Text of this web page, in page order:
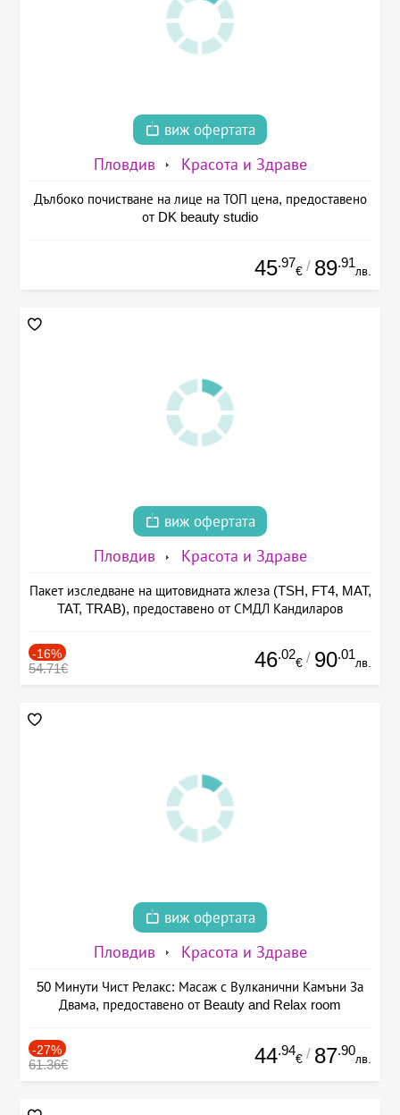
виж офертата
Пловдив Красота и Здраве
Дълбоко почистване на лице на ТОП цена, предоставено
от DK beauty studio
45.97
€ / 89.91
лв.
виж офертата
Пловдив Красота и Здраве
Пакет изследване на щитовидната жлеза (TSH, FT4, MAT,
TAT, TRAB), предоставено от СМДЛ Кандиларов
-16%
54.71€ 46.02
€ / 90.01
лв.
виж офертата
Пловдив Красота и Здраве
50 Минути Чист Релакс: Масаж с Вулканични Камъни За
Двама, предоставено от Beauty and Relax room
-27%
61.36€ 44.94
€ / 87.90
лв.